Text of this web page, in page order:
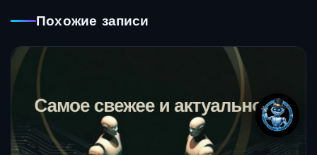
Похожие записи